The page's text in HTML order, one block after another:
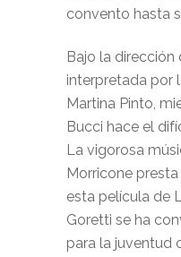
convento hasta
Bajo la dirección
interpretada por
Martina Pinto,
Bucci hace el
La vigorosa
Morricone
esta película
Goretti se ha
para la juventud